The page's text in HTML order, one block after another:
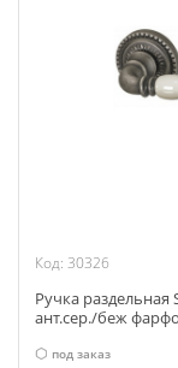
Код: 30326
Ручка раздельная
ант.сер./беж
под заказ